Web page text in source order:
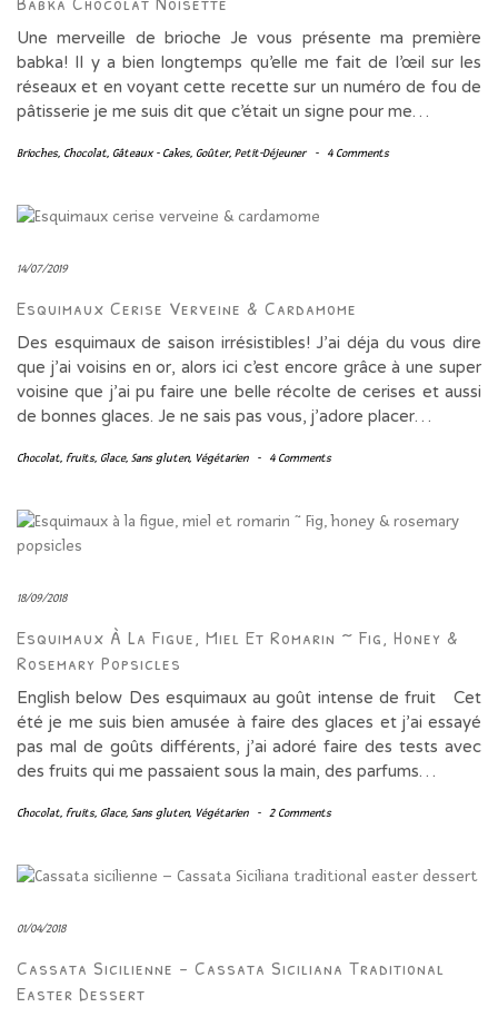
Une merveille de brioche Je vous présente ma première
babka! Il y a bien longtemps qu’elle me fait de l’œil sur les
réseaux et en voyant cette recette sur un numéro de fou de
pâtisserie je me suis dit que c’était un signe pour me…
Brioches, Chocolat, Gâteaux - Cakes, Goûter, Petit-Déjeuner - 4 Comments
14/07/2019
Esquimaux Cerise Verveine & Cardamome
Des esquimaux de saison irrésistibles! J’ai déja du vous dire
que j’ai voisins en or, alors ici c’est encore grâce à une super
voisine que j’ai pu faire une belle récolte de cerises et aussi
de bonnes glaces. Je ne sais pas vous, j’adore placer…
Chocolat, fruits, Glace, Sans gluten, Végétarien - 4 Comments
18/09/2018
Esquimaux À La Figue, Miel Et Romarin ~ Fig, Honey &
Rosemary Popsicles
English below Des esquimaux au goût intense de fruit Cet
été je me suis bien amusée à faire des glaces et j’ai essayé
pas mal de goûts différents, j’ai adoré faire des tests avec
des fruits qui me passaient sous la main, des parfums…
Chocolat, fruits, Glace, Sans gluten, Végétarien - 2 Comments
01/04/2018
Cassata Sicilienne – Cassata Siciliana Traditional
Easter Dessert